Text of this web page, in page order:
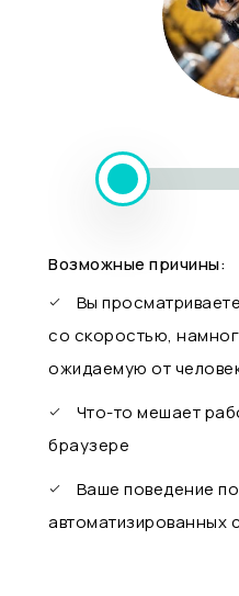
Возможные причины:
Вы
со скоростью,
ожидаемую от
Что-то мешает
браузере
Ваше поведение
автоматизированных